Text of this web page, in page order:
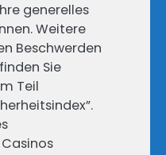
generelles
Weitere
Beschwerden
Sie
Teil